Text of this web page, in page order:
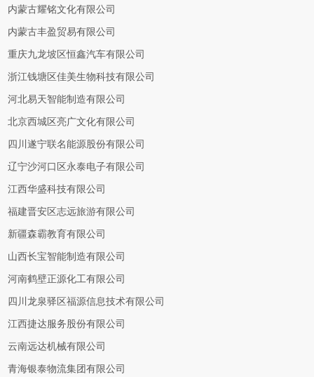
内蒙古耀铭文化有限公司
内蒙古丰盈贸易有限公司
重庆九龙坡区恒鑫汽车有限公司
浙江钱塘区佳美生物科技有限公司
河北易天智能制造有限公司
北京西城区亮广文化有限公司
四川遂宁联名能源股份有限公司
辽宁沙河口区永泰电子有限公司
江西华盛科技有限公司
福建晋安区志远旅游有限公司
新疆森霸教育有限公司
山西长宝智能制造有限公司
河南鹤壁正源化工有限公司
四川龙泉驿区福源信息技术有限公司
江西捷达服务股份有限公司
云南远达机械有限公司
青海银泰物流集团有限公司